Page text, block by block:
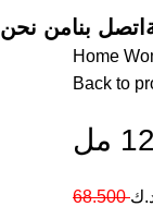
من نحناتصل بنا
Home
Back to
68.500